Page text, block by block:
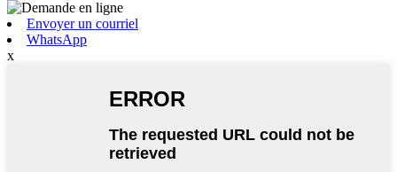
Envoyer un courriel
WhatsApp
x